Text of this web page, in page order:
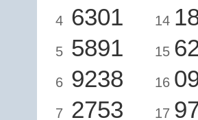
4 6301
5 5891
6 9238
7 2753
14
15
16
17